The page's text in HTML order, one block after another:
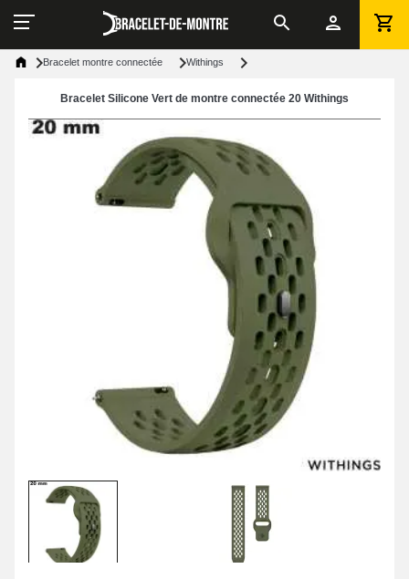
Bracelet montre connectée Withings
Bracelet Silicone Vert de montre connectée 20 Withings